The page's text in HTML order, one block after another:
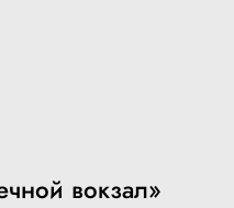
вокзал»